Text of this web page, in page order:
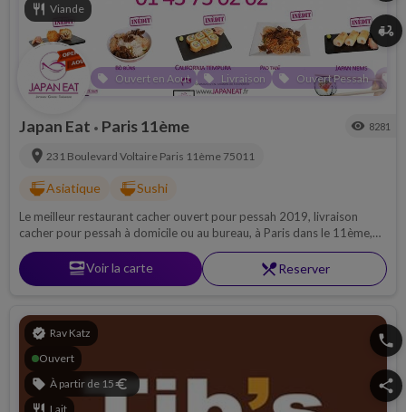
restaurant Viande
local_offer Ouvert en Aout local_offer Livraison local_offer Ouvert Pessah local_offer
delivery_dining
Japan Eat • Paris 11ème visibility 8281
location_on 231 Boulevard Voltaire Paris 11ème 75011
ramen_diningAsiatique ramen_diningSushi
Le meilleur restaurant cacher ouvert pour pessah 2019, livraison
cacher pour pessah à domicile ou au bureau, à Paris dans le 11ème,
Sushi, Maki, brochette de poisson, viande, riz et traiteur chabbat,
ouvert tard la nuit
set_mealVoir la carte restaurant_menuReserver
verified Rav Katz
Ouvert
sell À partir de 15euro
Lait
phone
share